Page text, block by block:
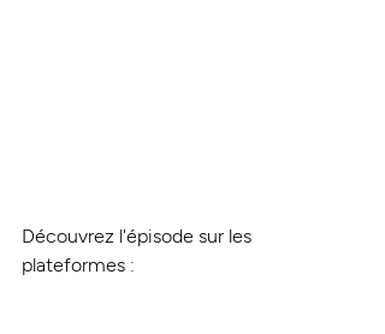
Découvrez l'épisode sur les
plateformes :